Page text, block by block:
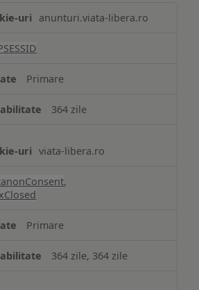
anunturi.viata-libera.ro
Primare
364 zile
viata-libera.ro
,
Primare
364 zile, 364 zile